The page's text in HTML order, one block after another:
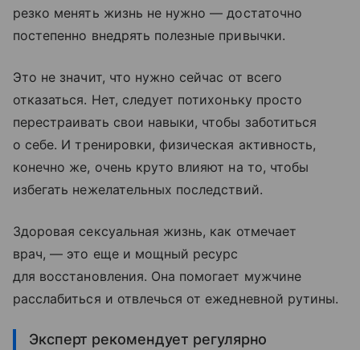
резко менять жизнь не нужно — достаточно
постепенно внедрять полезные привычки.
Это не значит, что нужно сейчас от всего
отказаться. Нет, следует потихоньку просто
перестраивать свои навыки, чтобы заботиться
о себе. И тренировки, физическая активность,
конечно же, очень круто влияют на то, чтобы
избегать нежелательных последствий.
Здоровая сексуальная жизнь, как отмечает
врач, — это еще и мощный ресурс
для восстановления. Она помогает мужчине
расслабиться и отвлечься от ежедневной рутины.
Эксперт рекомендует регулярно